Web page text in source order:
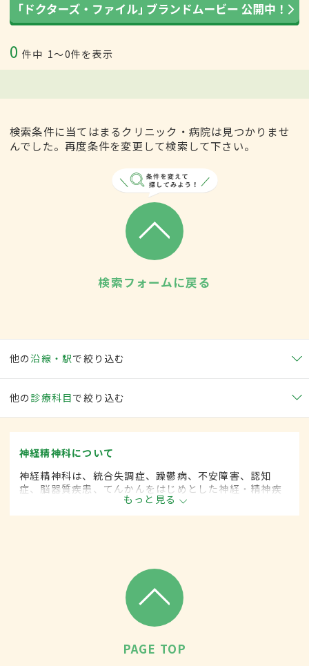
0 件中 1〜0件を表示
検索条件に当てはまるクリニック・病院は見つかりませ
んでした。再度条件を変更して検索して下さい。
検索フォームに戻る
他の沿線・駅で絞り込む
他の 診療科目で絞り込む
神経精神科について
神経精神科は、統合失調症、躁鬱病、不安障害、認知
症、脳器質疾患、てんかんをはじめとした神経・精神疾
患を専門的に取り扱います。
もっと見る
PAGE TOP